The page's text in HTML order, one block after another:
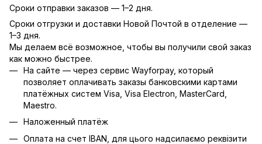
Сроки отправки заказов — 1–2 дня.
Сроки отгрузки и доставки Новой Почтой в отделение —
1–3 дня.
Мы делаем всё возможное, чтобы вы получили свой заказ
как можно быстрее.
На сайте — через сервис Wayforpay, который
позволяет оплачивать заказы банковскими картами
платёжных систем Visa, Visa Electron, MasterCard,
Maestro.
Наложенный платёж
Оплата на счет IBAN, для цього надсилаємо реквізити